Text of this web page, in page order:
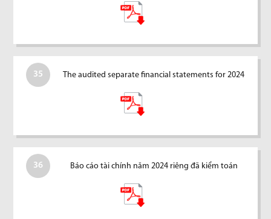
35 The audited separate financial statements for 2024
36 Báo cáo tài chính năm 2024 riêng đã kiểm toán